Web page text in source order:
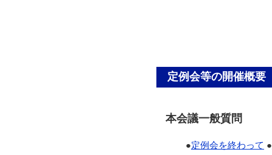
定例会等の開催概要
本会議一般質問
●定例会を終わって ●